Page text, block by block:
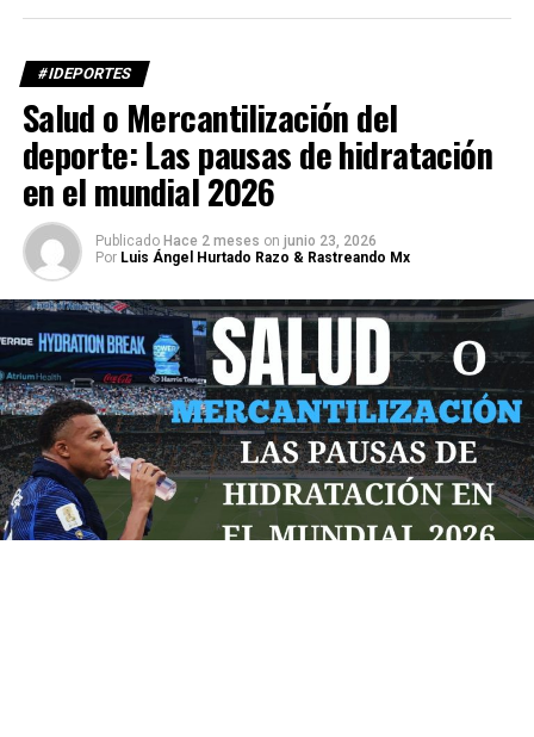
#IDEPORTES
Salud o Mercantilización del
deporte: Las pausas de hidratación
en el mundial 2026
Publicado Hace 2 meses on junio 23, 2026
Por Luis Ángel Hurtado Razo & Rastreando Mx